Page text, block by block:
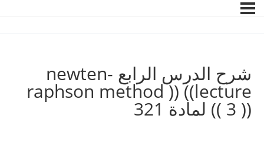
شرح الدرس الرابع newten-
raphson method )) ((lecture
3 )) )) لمادة 321